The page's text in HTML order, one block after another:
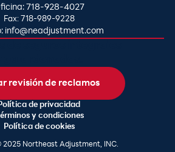
718-928-4027
Fax: 718-989-9228
info@neadjustment.com
revisión de reclamos
de privacidad
y condiciones
Política de cookies
Northeast Adjustment, INC.